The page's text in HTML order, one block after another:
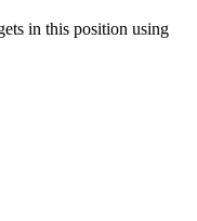
in this position using